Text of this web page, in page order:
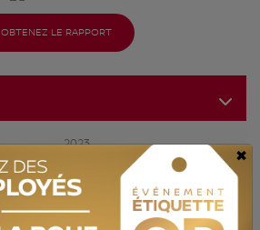
OBTENEZ LE RAPPORT
2023
51 798 km
Automatique
×